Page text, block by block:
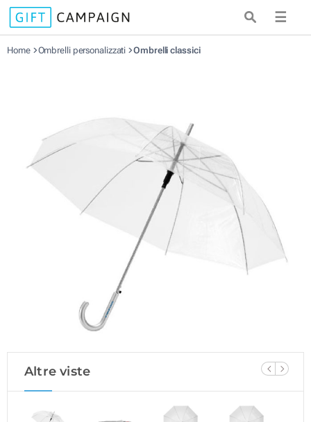
☰
Home Ombrelli personalizzati Ombrelli classici
Altre viste